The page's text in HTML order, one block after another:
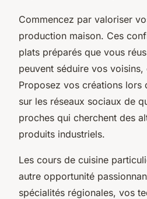
Commencez par valoriser
production maison. Ces
plats préparés que vous
peuvent séduire vos
Proposez vos créations lors
sur les réseaux sociaux de
proches qui cherchent des
produits industriels.
Les cours de cuisine
autre opportunité
spécialités régionales, vos